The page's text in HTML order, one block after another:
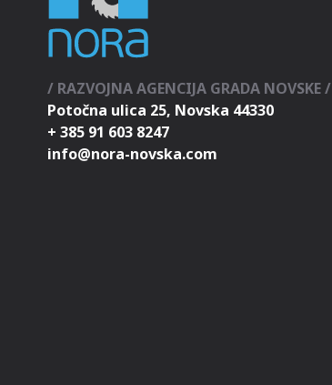
/ RAZVOJNA AGENCIJA GRADA NOVSKE /
Potočna ulica 25, Novska 44330
+ 385 91 603 8247